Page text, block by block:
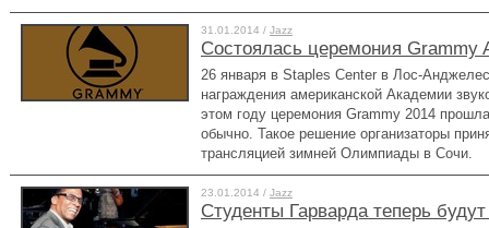
31.01.2014 / Jazz
Состоялась церемония Grammy
26 января в Staples Center в Лос-
награждения американской Академии
этом году церемония Grammy 2014
обычно. Такое решение организаторы
трансляцией зимней Олимпиады в Сочи.
23.01.2014 / Jazz
Студенты Гарварда теперь